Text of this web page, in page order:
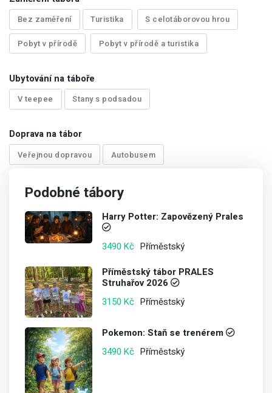
Podobné tábory
Harry Potter: Zapovězený Prales
3490 Kč Příměstský
Příměstský tábor PRALES
Struhařov 2026
3150 Kč Příměstský
Pokemon: Staň se trenérem
3490 Kč Příměstský
Bez zaměření Turistika S celotáborovou hrou
Pobyt v přírodě Pobyt v přírodě a turistika
Ubytování na táboře
V teepee Stany s podsadou
Doprava na tábor
Veřejnou dopravou Autobusem